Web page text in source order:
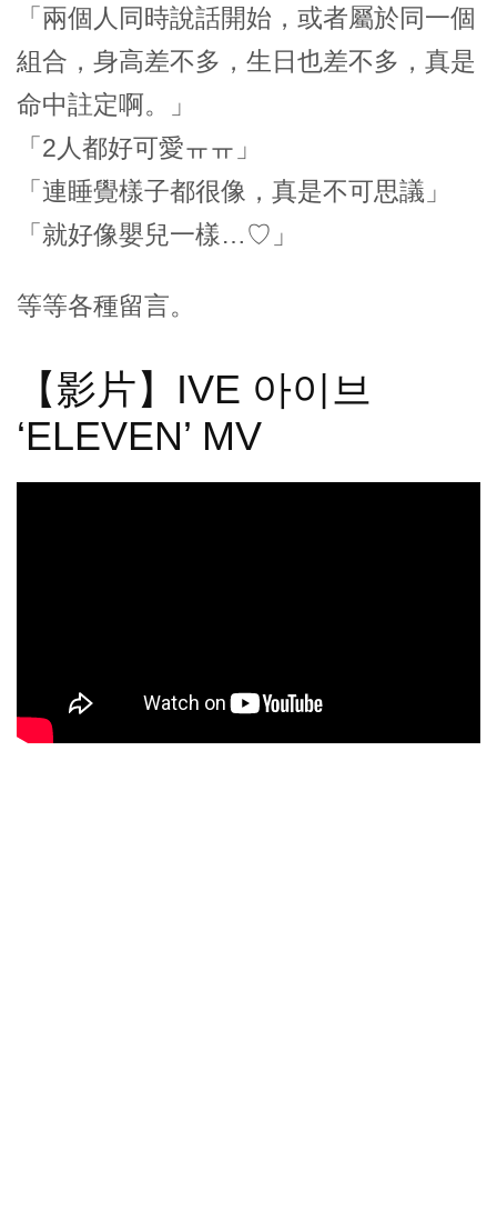
「兩個人同時說話開始，或者屬於同一個
組合，身高差不多，生日也差不多，真是
命中註定啊。」
「2人都好可愛ㅠㅠ」
「連睡覺樣子都很像，真是不可思議」
「就好像嬰兒一樣…♡」
等等各種留言。
【影片】IVE 아이브
‘ELEVEN’ MV